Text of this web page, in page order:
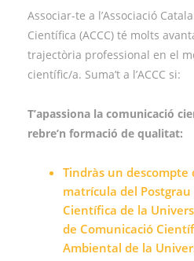
Associar-te a l’Associació
Científica (ACCC) té molts
trajectòria professional en el
científic/a. Suma’t a l’ACCC si:
T’apassiona la comunicació
rebre’n formació de qualitat:
Tindràs un descompte
matrícula del
Científica de la
de Comunicació
Ambiental de la